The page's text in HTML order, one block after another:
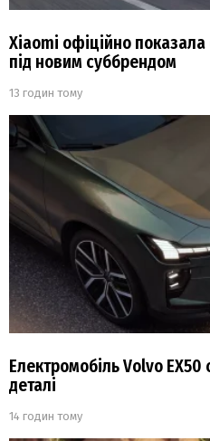
Xiaomi офіційно
під новим суббрендом
13 годин тому
Електромобіль Volvo EX50
деталі
14 годин тому